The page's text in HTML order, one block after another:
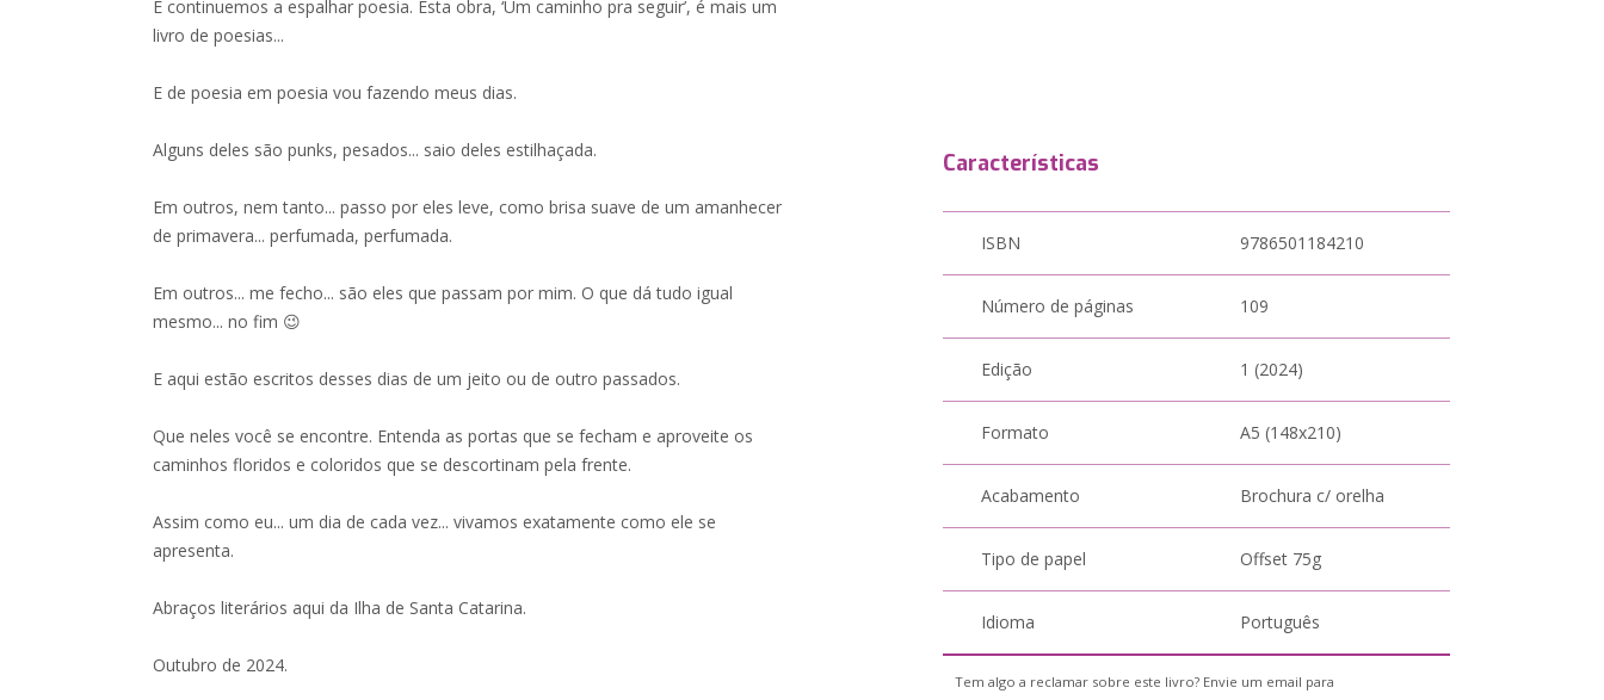
E continuemos a espalhar poesia. Esta obra, ‘Um caminho pra seguir’, é mais um
livro de poesias...
E de poesia em poesia vou fazendo meus dias.
Alguns deles são punks, pesados... saio deles estilhaçada.
Em outros, nem tanto... passo por eles leve, como brisa suave de um amanhecer
de primavera... perfumada, perfumada.
Em outros... me fecho... são eles que passam por mim. O que dá tudo igual
mesmo... no fim 😉
E aqui estão escritos desses dias de um jeito ou de outro passados.
Que neles você se encontre. Entenda as portas que se fecham e aproveite os
caminhos floridos e coloridos que se descortinam pela frente.
Assim como eu... um dia de cada vez... vivamos exatamente como ele se
apresenta.
Abraços literários aqui da Ilha de Santa Catarina.
Outubro de 2024.
Características
ISBN 9786501184210
Número de páginas 109
Edição 1 (2024)
Formato A5 (148x210)
Acabamento Brochura c/ orelha
Tipo de papel Offset 75g
Idioma Português
Tem algo a reclamar sobre este livro? Envie um email para